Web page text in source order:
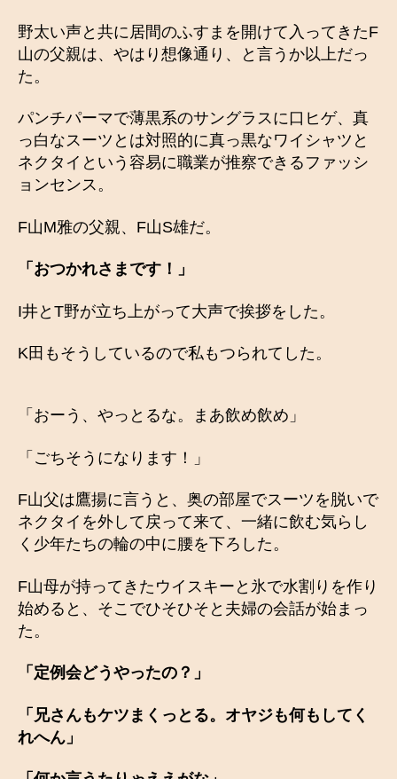
野太い声と共に居間のふすまを開けて入ってきたF
山の父親は、やはり想像通り、と言うか以上だっ
た。
パンチパーマで薄黒系のサングラスに口ヒゲ、真
っ白なスーツとは対照的に真っ黒なワイシャツと
ネクタイという容易に職業が推察できるファッシ
ョンセンス。
F山M雅の父親、F山S雄だ。
「おつかれさまです！」
I井とT野が立ち上がって大声で挨拶をした。
K田もそうしているので私もつられてした。
「おーう、やっとるな。まあ飲め飲め」
「ごちそうになります！」
F山父は鷹揚に言うと、奥の部屋でスーツを脱いで
ネクタイを外して戻って来て、一緒に飲む気らし
く少年たちの輪の中に腰を下ろした。
F山母が持ってきたウイスキーと氷で水割りを作り
始めると、そこでひそひそと夫婦の会話が始まっ
た。
「定例会どうやったの？」
「兄さんもケツまくっとる。オヤジも何もしてく
れへん」